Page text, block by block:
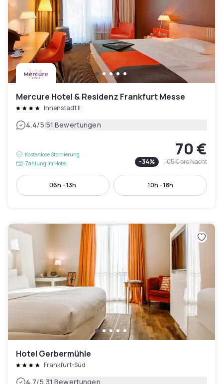
Mercure Hotel & Residenz Frankfurt Messe
Innenstadt II
4.4/5|51 Bewertungen
Kostenlose Stornierung
Zahlung im Hotel
70 €
-34% 105 €pro Nacht
06h - 13h 10h - 18h
Hotel Gerbermühle
Frankfurt-Süd
4.7/5 31 Bewertungen